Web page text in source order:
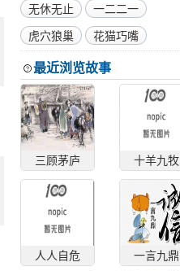
无休无止
一二二一
虎穴狼巢
花猫巧嘴
最近浏览故事
三顾茅庐 十羊九牧
人人自危 一言九鼎